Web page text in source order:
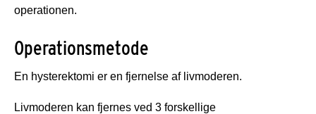
operationen.
Operationsmetode
En hysterektomi er en fjernelse af livmoderen.
Livmoderen kan fjernes ved 3 forskellige